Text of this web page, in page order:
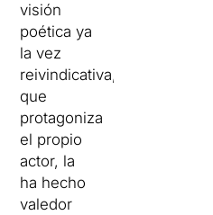
visión
poética ya
la vez
reivindicativa,
que
protagoniza
el propio
actor, la
ha hecho
valedor